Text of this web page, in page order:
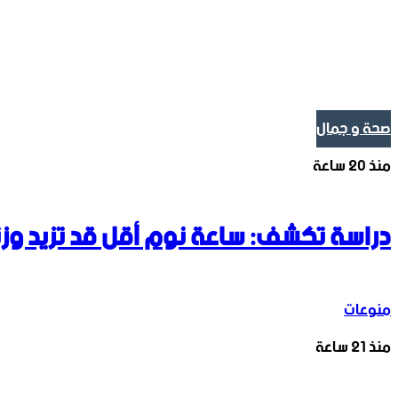
صحة و جمال
منذ 20 ساعة
دراسة تكشف: ساعة نوم أقل قد تزيد
منوعات
منذ 21 ساعة